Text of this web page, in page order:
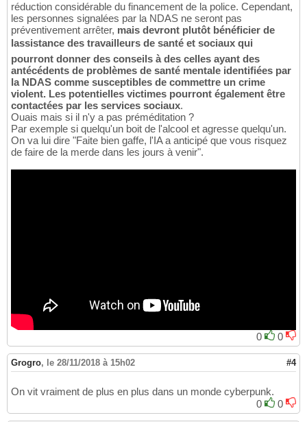
réduction considérable du financement de la police. Cependant,
les personnes signalées par la NDAS ne seront pas
préventivement arrêter, mais devront plutôt bénéficier de
lassistance des travailleurs de santé et sociaux qui
pourront donner des conseils à des celles ayant des
antécédents de problèmes de santé mentale identifiées par
la NDAS comme susceptibles de commettre un crime
violent. Les potentielles victimes pourront également être
contactées par les services sociaux.
Ouais mais si il n'y a pas préméditation ?
Par exemple si quelqu'un boit de l'alcool et agresse quelqu'un.
On va lui dire "Faite bien gaffe, l'IA a anticipé que vous risquez
de faire de la merde dans les jours à venir".
0 0
Grogro, le 28/11/2018 à 15h02 #4
On vit vraiment de plus en plus dans un monde cyberpunk.
0
0